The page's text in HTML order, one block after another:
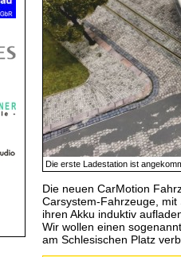
Die erste Ladestation ist
Die neuen CarMotion
Carsystem-Fahrzeuge,
ihren Akku induktiv
Wir wollen einen
am Schlesischen Platz